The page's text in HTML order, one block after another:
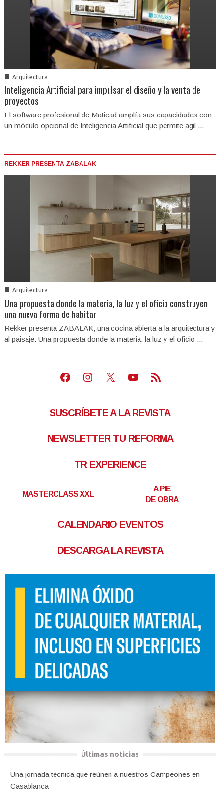
■ Arquitectura
Inteligencia Artificial para impulsar el diseño y la venta de
proyectos
El software profesional de Maticad amplía sus capacidades con
un módulo opcional de Inteligencia Artificial que permite agil ...
REKKER PRESENTA ZABALAK
■ Arquitectura
Una propuesta donde la materia, la luz y el oficio construyen
una nueva forma de habitar
Rekker presenta ZABALAK, una cocina abierta a la arquitectura y
al paisaje. Una propuesta donde la materia, la luz y el oficio ...
Facebook
Instagram
X Youtube
Feed RSS
SUSCRÍBETE A LA REVISTA
NEWSLETTER TU REFORMA
TR EXPERIENCE
MASTERCLASS XXL
A PIE
DE OBRA
CALENDARIO EVENTOS
DESCARGA LA REVISTA
Últimas noticias
Una jornada técnica que reúnen a nuestros Campeones en
Casablanca